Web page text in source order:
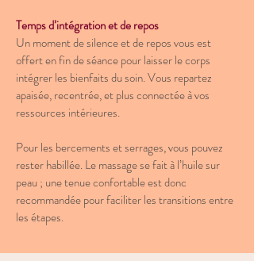
Temps d’intégration et de repos
Un moment de silence et de repos vous est
offert en fin de séance pour laisser le corps
intégrer les bienfaits du soin. Vous repartez
apaisée, recentrée, et plus connectée à vos
ressources intérieures.
Pour les bercements et serrages, vous pouvez
rester habillée. Le massage se fait à l’huile sur
peau ; une tenue confortable est donc
recommandée pour faciliter les transitions entre
les étapes.